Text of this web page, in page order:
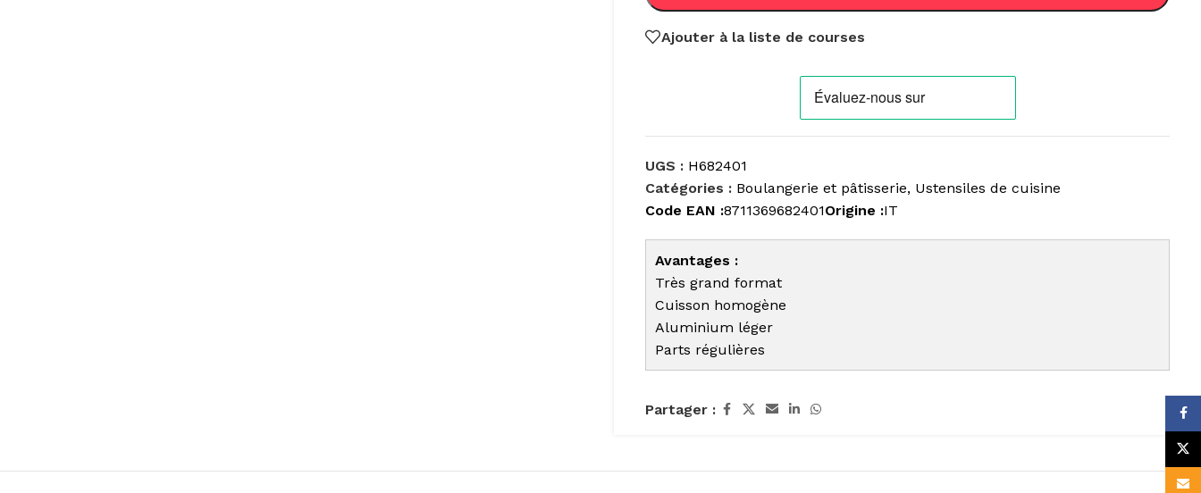
Ajouter à la liste de courses
UGS : H682401
Catégories : Boulangerie et pâtisserie, Ustensiles de cuisine
Code EAN :8711369682401Origine :IT
Avantages :
Très grand format
Cuisson homogène
Aluminium léger
Parts régulières
Partager :
Email